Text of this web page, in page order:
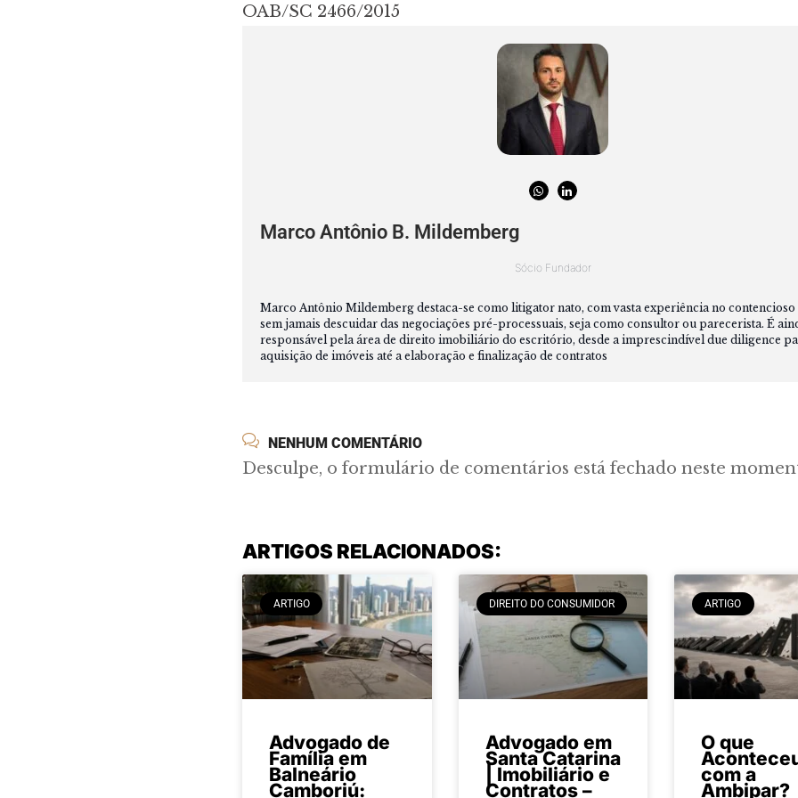
OAB/SC 2466/2015
Marco Antônio B. Mildemberg
Sócio Fundador
Marco Antônio Mildemberg destaca-se como litigator nato, com vasta experiência no contencioso
sem jamais descuidar das negociações pré-processuais, seja como consultor ou parecerista. É
responsável pela área de direito imobiliário do escritório, desde a imprescindível due diligence
aquisição de imóveis até a elaboração e finalização de contratos
NENHUM COMENTÁRIO
Desculpe, o formulário de comentários está fechado neste
ARTIGOS RELACIONADOS:
ARTIGO
Advogado de
Família em
Balneário
Camboriú:
DIREITO DO CONSUMIDOR
Advogado em
Santa Catarina
| Imobiliário e
Contratos –
ARTIGO
O que
com a
Ambipar?